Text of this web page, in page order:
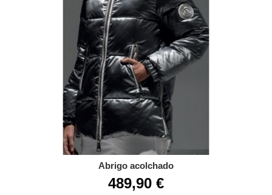
Abrigo acolchado
489,90 €